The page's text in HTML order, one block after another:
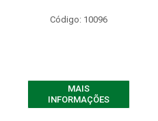
Código: 10096
MAIS
INFORMAÇÕES